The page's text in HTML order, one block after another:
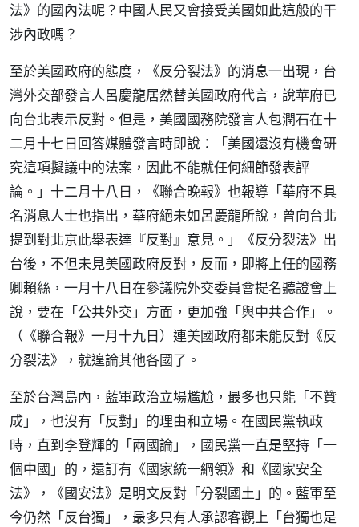
法》的國內法呢？中國人民又會接受美國如此這般的干
涉內政嗎？
至於美國政府的態度，《反分裂法》的消息一出現，台
灣外交部發言人呂慶龍居然替美國政府代言，說華府已
向台北表示反對。但是，美國國務院發言人包潤石在十
二月十七日回答媒體發言時即說：「美國還沒有機會研
究這項擬議中的法案，因此不能就任何細節發表評
論。」十二月十八日，《聯合晚報》也報導「華府不具
名消息人士也指出，華府絕未如呂慶龍所說，曾向台北
提到對北京此舉表達『反對』意見。」《反分裂法》出
台後，不但未見美國政府反對，反而，即將上任的國務
卿賴絲，一月十八日在參議院外交委員會提名聽證會上
說，要在「公共外交」方面，更加強「與中共合作」。
（《聯合報》一月十九日）連美國政府都未能反對《反
分裂法》，就遑論其他各國了。
至於台灣島內，藍軍政治立場尷尬，最多也只能「不贊
成」，也沒有「反對」的理由和立場。在國民黨執政
時，直到李登輝的「兩國論」，國民黨一直是堅持「一
個中國」的，還訂有《國家統一綱領》和《國家安全
法》，《國安法》是明文反對「分裂國土」的。藍軍至
今仍然「反台獨」，最多只有人承認客觀上「台獨也是